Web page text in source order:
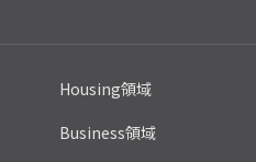
Housing領域
Business領域